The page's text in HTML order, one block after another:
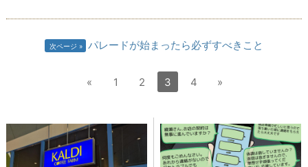
次ページ パレードが始まったら必ずすべきこと
« 1 2 3 4 »